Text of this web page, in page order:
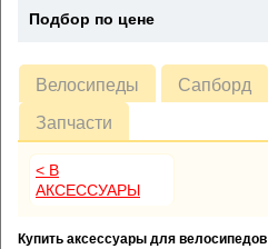
Велосипеды Сапборд
Запчасти
< В
АКСЕССУАРЫ
Купить аксессуары для велосипедов
Подбор по цене